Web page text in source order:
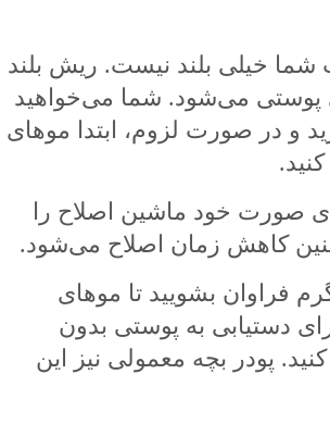
خیلی بلند نیست. ریش بلند
می‌شود. شما می‌خواهید
و در صورت لزوم، ابتدا موهای
صورت خود ماشین اصلاح را
کاهش زمان اصلاح می‌شود.
فراوان بشویید تا موهای
دستیابی به پوستی بدون
پودر بچه معمولی نیز این